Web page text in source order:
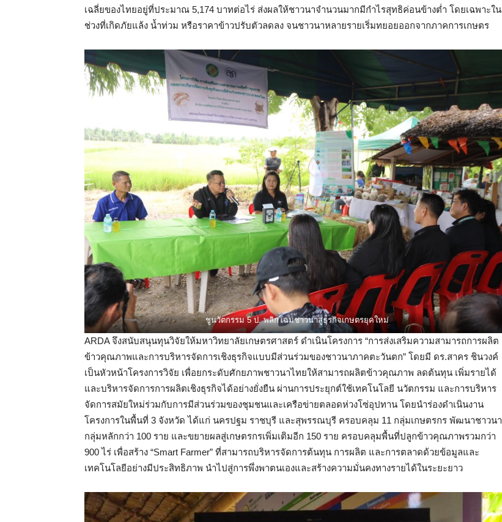
เฉลี่ยของไทยอยู่ที่ประมาณ 5,174 บาทต่อไร่ ส่งผลให้ชาวนาจำนวนมากมีกำไรสุทธิค่อนข้างต่ำ โดยเฉพาะใน
ช่วงที่เกิดภัยแล้ง น้ำท่วม หรือราคาข้าวปรับตัวลดลง จนชาวนาหลายรายเริ่มทยอยออกจากภาคการเกษตร
ชูนวัตกรรม 5 ป. พลิกโฉมชาวนาสู่ธุรกิจเกษตรยุคใหม่
ARDA จึงสนับสนุนทุนวิจัยให้มหาวิทยาลัยเกษตรศาสตร์ ดำเนินโครงการ “การส่งเสริมความสามารถการผลิต
ข้าวคุณภาพและการบริหารจัดการเชิงธุรกิจแบบมีส่วนร่วมของชาวนาภาคตะวันตก” โดยมี ดร.สาคร ชินวงค์
เป็นหัวหน้าโครงการวิจัย เพื่อยกระดับศักยภาพชาวนาไทยให้สามารถผลิตข้าวคุณภาพ ลดต้นทุน เพิ่มรายได้
และบริหารจัดการการผลิตเชิงธุรกิจได้อย่างยั่งยืน ผ่านการประยุกต์ใช้เทคโนโลยี นวัตกรรม และการบริหาร
จัดการสมัยใหม่ร่วมกับการมีส่วนร่วมของชุมชนและเครือข่ายตลอดห่วงโซ่อุปทาน โดยนำร่องดำเนินงาน
โครงการในพื้นที่ 3 จังหวัด ได้แก่ นครปฐม ราชบุรี และสุพรรณบุรี ครอบคลุม 11 กลุ่มเกษตรกร พัฒนาชาวนา
กลุ่มหลักกว่า 100 ราย และขยายผลสู่เกษตรกรเพิ่มเติมอีก 150 ราย ครอบคลุมพื้นที่ปลูกข้าวคุณภาพรวมกว่า
900 ไร่ เพื่อสร้าง “Smart Farmer” ที่สามารถบริหารจัดการต้นทุน การผลิต และการตลาดด้วยข้อมูลและ
เทคโนโลยีอย่างมีประสิทธิภาพ นำไปสู่การพึ่งพาตนเองและสร้างความมั่นคงทางรายได้ในระยะยาว